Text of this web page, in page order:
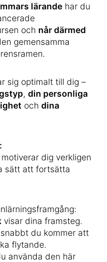
lärande har du
och når därmed
gemensamma
sig optimalt till dig –
, din personliga
och dina
dig verkligen
sätt att fortsätta
visar dina framsteg.
du kommer att
flytande.
använda den här